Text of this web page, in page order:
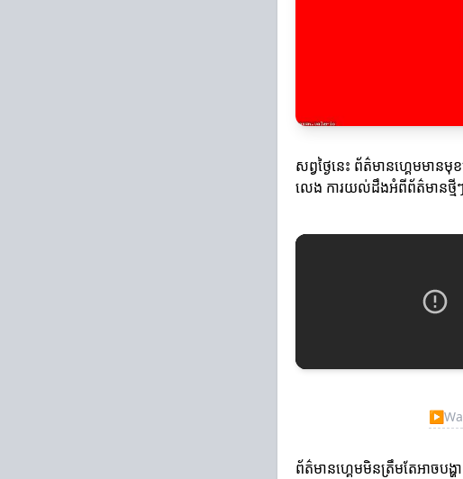
សព្វថ្ងៃនេះ ព័ត៌មានហ្គេមមាន
លេង ការយល់ដឹងអំពីព័ត៌មានថ្មីៗ
▶
ព័ត៌មានហ្គេមមិនត្រឹមតែអាចបង្